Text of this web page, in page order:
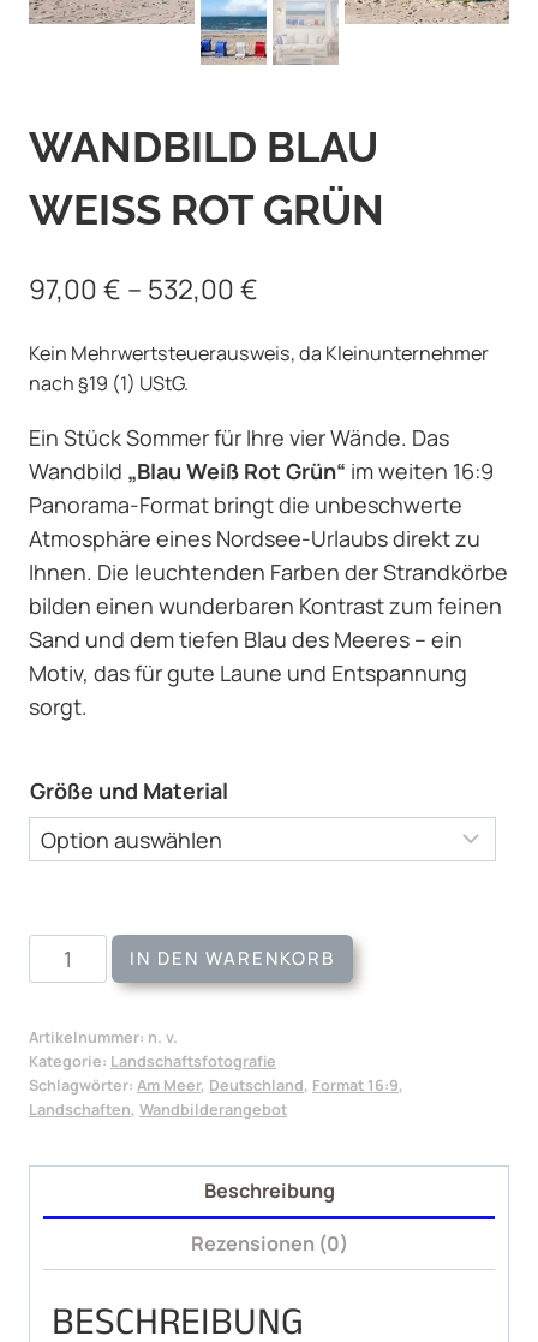
WANDBILD BLAU
WEISS ROT GRÜN
97,00€ – 532,00€
Kein Mehrwertsteuerausweis, da Kleinunternehmer
nach §19 (1) UStG.
Ein Stück Sommer für Ihre vier Wände. Das
Wandbild „Blau Weiß Rot Grün“ im weiten 16:9
Panorama-Format bringt die unbeschwerte
Atmosphäre eines Nordsee-Urlaubs direkt zu
Ihnen. Die leuchtenden Farben der Strandkörbe
bilden einen wunderbaren Kontrast zum feinen
Sand und dem tiefen Blau des Meeres – ein
Motiv, das für gute Laune und Entspannung
sorgt.
Größe und Material
Wandbild
Blau
Rot
Grün
Menge
IN DEN WARENKORB
Artikelnummer: n. v.
Kategorie: Landschaftsfotografie
Schlagwörter: Am Meer, Deutschland, Format 16:9,
Landschaften, Wandbilderangebot
Beschreibung
Rezensionen (0)
BESCHREIBUNG